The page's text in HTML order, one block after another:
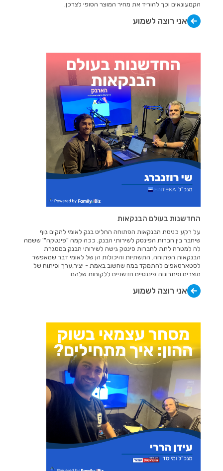
הקמעונאים וכך להוריד את מחיר המוצר הסופי לצרכן.
אני רוצה לשמוע
החדשנות בעולם הבנקאות
על רקע כניסת הבנקאות הפתוחה החליט בנק לאומי להקים גוף
שיחבר בין חברות הפינטק לשירותי הבנק. ככה קמה "פינטקה"' ששמה
לה למטרה לתת לחברות פינטק גישה לשירותי הבנק במסגרת
הבנקאות הפתוחה. התשתיות והיכולות הן של לאומי דבר שמאפשר
לסטארטאפים להתמקד במה שחשוב באמת - יציר,ערך ופיתוח של
מוצרים ופתרונות פיננסיים חדשניים ללקוחות שלהם.
אני רוצה לשמוע